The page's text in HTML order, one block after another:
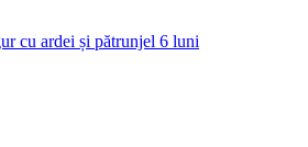
cu ardei și pătrunjel 6 luni